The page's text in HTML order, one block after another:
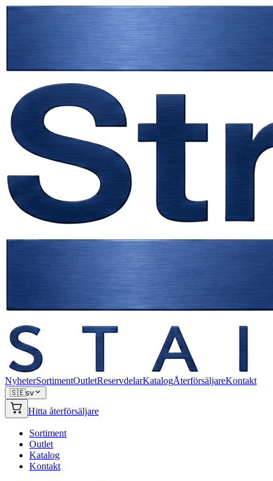
NyheterSortimentOutletReservdelarKatalogÅterförsäljareKontakt
🇸🇪sv
Hitta återförsäljare
Sortiment
Outlet
Katalog
Kontakt